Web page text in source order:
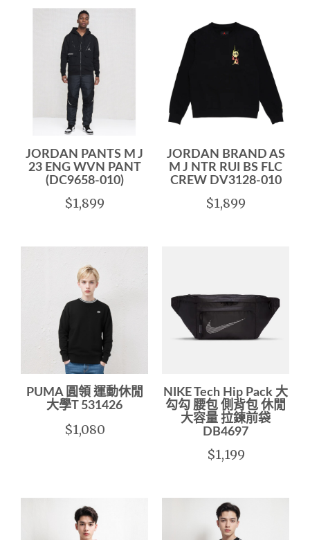
JORDAN PANTS M J
23 ENG WVN PANT
(DC9658-010)
$1,899
JORDAN BRAND AS
M J NTR RUI BS FLC
CREW DV3128-010
$1,899
PUMA 圓領 運動休閒
大學T 531426
$1,080
NIKE Tech Hip Pack 大
勾勾 腰包 側背包 休閒
大容量 拉鍊前袋
DB4697
$1,199